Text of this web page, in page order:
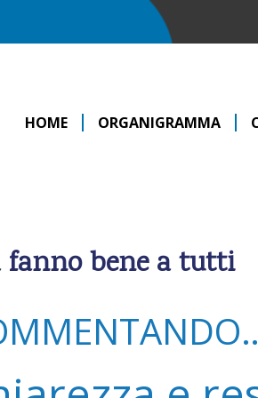
HOME ORGANIGRAMMA
fanno bene a tutti